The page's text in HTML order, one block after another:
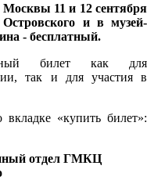
11 и 12 сентября
и в музей-
- бесплатный.
билет как для
так и для участия в
«купить билет»:
отдел ГМКЦ